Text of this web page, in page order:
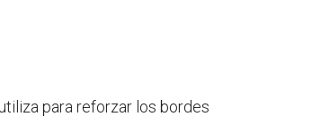
para reforzar los bordes